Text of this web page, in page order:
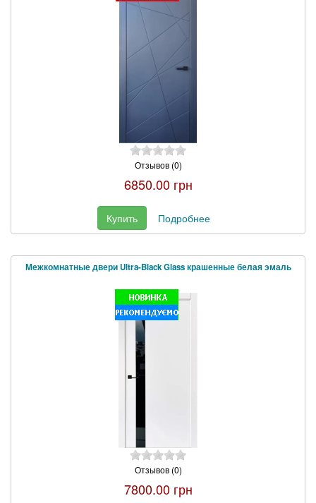
Отзывов (0)
6850.00 грн
Купить Подробнее
Межкомнатные двери Ultra-Black Glass крашенные белая эмаль
Отзывов (0)
7800.00 грн